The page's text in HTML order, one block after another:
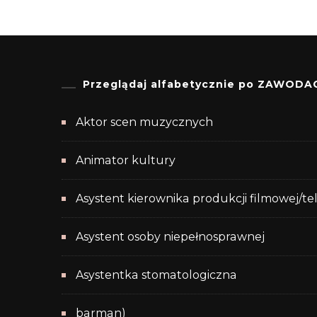
Przeglądaj alfabetycznie po
Aktor scen muzycznych
Animator kultury
Asystent kierownika produkcji filmowej/
Asystent osoby niepełnosprawnej
Asystentka stomatologiczna
barman)